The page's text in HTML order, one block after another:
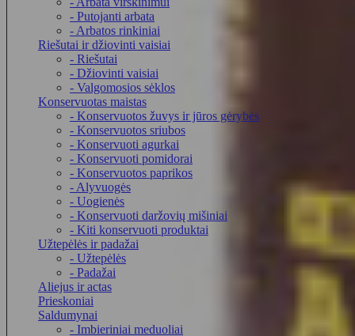
- Putojanti arbata
- Arbatos rinkiniai
Riešutai ir džiovinti vaisiai
- Riešutai
- Džiovinti vaisiai
- Valgomosios sėklos
Konservuotas maistas
- Konservuotos žuvys ir jūros gėrybės
- Konservuotos sriubos
- Konservuoti agurkai
- Konservuoti pomidorai
- Konservuotos paprikos
- Alyvuogės
- Uogienės
- Konservuoti daržovių mišiniai
- Kiti konservuoti produktai
Užtepėlės ir padažai
- Užtepėlės
- Padažai
Aliejus ir actas
Prieskoniai
Saldumynai
- Imbieriniai meduoliai